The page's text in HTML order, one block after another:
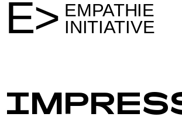
E> EMPATHIE
INITIATIVE